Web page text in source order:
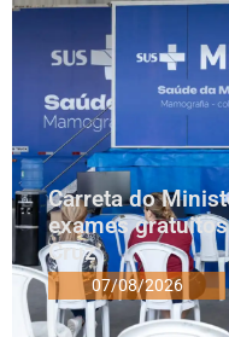
Carreta do
exames
Cruz
07/08/2026